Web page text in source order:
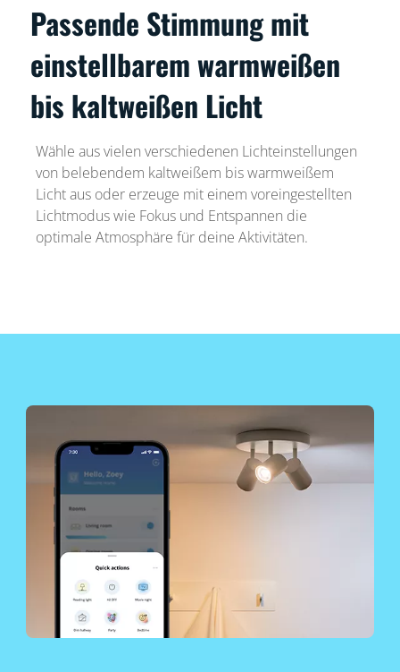
Passende Stimmung mit
einstellbarem warmweißen
bis kaltweißen Licht
Wähle aus vielen verschiedenen Lichteinstellungen
von belebendem kaltweißem bis warmweißem
Licht aus oder erzeuge mit einem voreingestellten
Lichtmodus wie Fokus und Entspannen die
optimale Atmosphäre für deine Aktivitäten.